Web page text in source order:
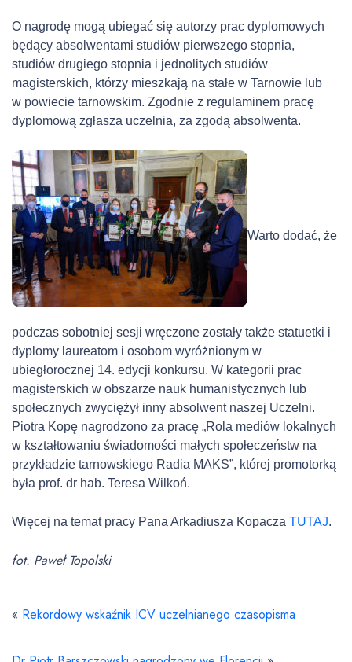
O nagrodę mogą ubiegać się autorzy prac dyplomowych
będący absolwentami studiów pierwszego stopnia,
studiów drugiego stopnia i jednolitych studiów
magisterskich, którzy mieszkają na stałe w Tarnowie lub
w powiecie tarnowskim. Zgodnie z regulaminem pracę
dyplomową zgłasza uczelnia, za zgodą absolwenta.
Warto dodać, że
podczas sobotniej sesji wręczone zostały także statuetki i
dyplomy laureatom i osobom wyróżnionym w
ubiegłorocznej 14. edycji konkursu. W kategorii prac
magisterskich w obszarze nauk humanistycznych lub
społecznych zwyciężył inny absolwent naszej Uczelni.
Piotra Kopę nagrodzono za pracę „Rola mediów lokalnych
w kształtowaniu świadomości małych społeczeństw na
przykładzie tarnowskiego Radia MAKS”, której promotorką
była prof. dr hab. Teresa Wilkoń.
Więcej na temat pracy Pana Arkadiusza Kopacza TUTAJ.
fot. Paweł Topolski
« Rekordowy wskaźnik ICV uczelnianego czasopisma